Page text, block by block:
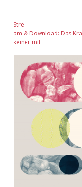
Stre
am & Download: Das
keiner mit!